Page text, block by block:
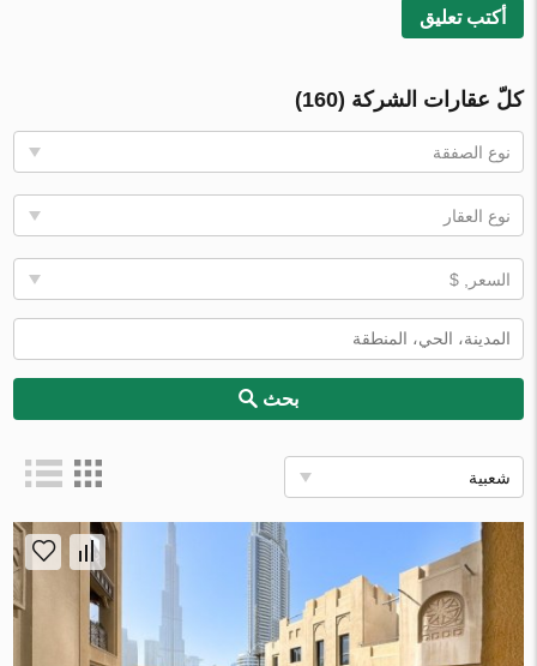
أكتب تعليق
كلّ عقارات الشركة (160)
نوع الصفقة
نوع العقار
السعر, $
بحث
شعبية